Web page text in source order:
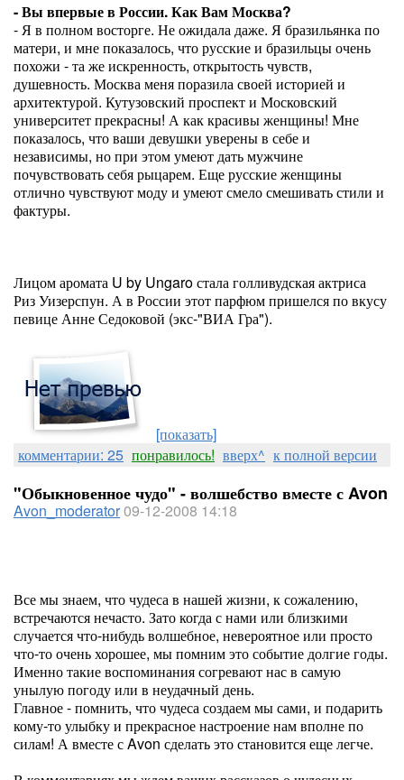
- Вы впервые в России. Как Вам Москва?
- Я в полном восторге. Не ожидала даже. Я бразильянка по
матери, и мне показалось, что русские и бразильцы очень
похожи - та же искренность, открытость чувств,
душевность. Москва меня поразила своей историей и
архитектурой. Кутузовский проспект и Московский
университет прекрасны! А как красивы женщины! Мне
показалось, что ваши девушки уверены в себе и
независимы, но при этом умеют дать мужчине
почувствовать себя рыцарем. Еще русские женщины
отлично чувствуют моду и умеют смело смешивать стили и
фактуры.
Лицом аромата U by Ungaro стала голливудская актриса
Риз Уизерспун. А в России этот парфюм пришелся по вкусу
певице Анне Седоковой (экс-"ВИА Гра").
[показать]
комментарии: 25 понравилось! вверх^ к полной версии
"Обыкновенное чудо" - волшебство вместе с Avon
Avon_moderator09-12-2008 14:18
Все мы знаем, что чудеса в нашей жизни, к сожалению,
встречаются нечасто. Зато когда с нами или близкими
случается что-нибудь волшебное, невероятное или просто
что-то очень хорошее, мы помним это событие долгие годы.
Именно такие воспоминания согревают нас в самую
унылую погоду или в неудачный день.
Главное - помнить, что чудеса создаем мы сами, и подарить
кому-то улыбку и прекрасное настроение нам вполне по
силам! А вместе с Avon сделать это становится еще легче.